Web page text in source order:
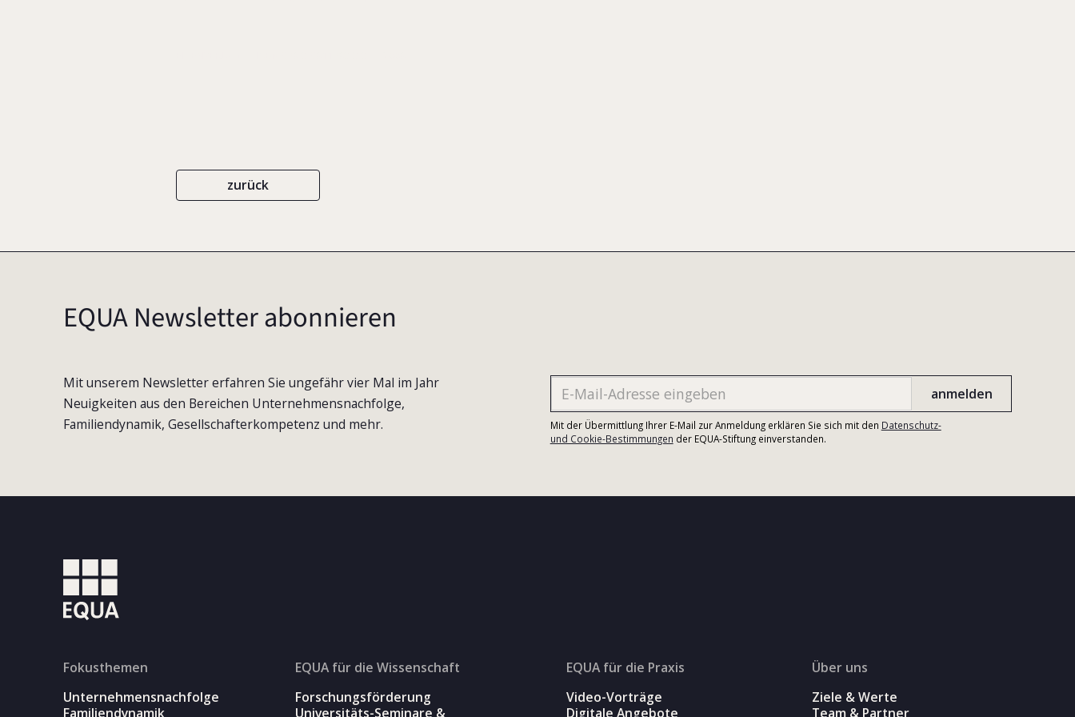
zurück
EQUA Newsletter abonnieren
Mit unserem Newsletter erfahren Sie ungefähr vier Mal im Jahr
Neuigkeiten aus den Bereichen Unternehmensnachfolge,
Familiendynamik, Gesellschafterkompetenz und mehr.
Mit der Übermittlung Ihrer E-Mail zur Anmeldung erklären Sie sich mit den Datenschutz-
und Cookie-Bestimmungen der EQUA-Stiftung einverstanden.
Fokusthemen
Unternehmensnachfolge
Familiendynamik
EQUA für die Wissenschaft
Forschungsförderung
Universitäts-Seminare &
EQUA für die Praxis
Video-Vorträge
Digitale Angebote
Über uns
Ziele & Werte
Team & Partner